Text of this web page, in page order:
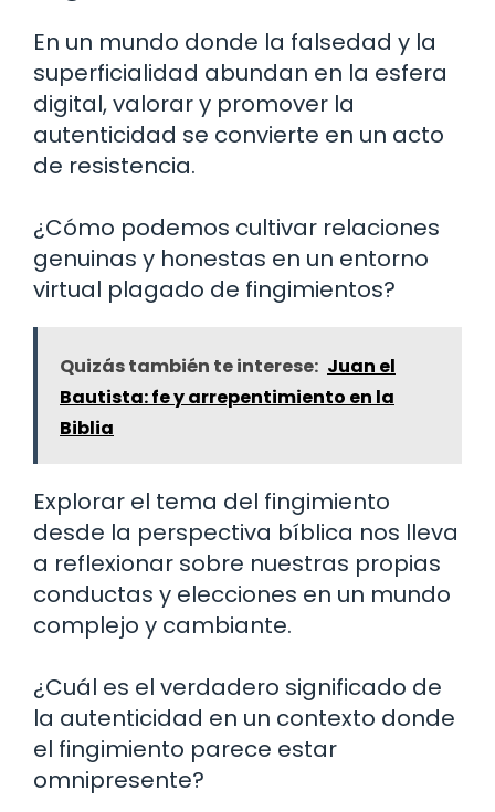
En un mundo donde la falsedad y la
superficialidad abundan en la esfera
digital, valorar y promover la
autenticidad se convierte en un acto
de resistencia.
¿Cómo podemos cultivar relaciones
genuinas y honestas en un entorno
virtual plagado de fingimientos?
Quizás también te interese: Juan el
Bautista: fe y arrepentimiento en la
Biblia
Explorar el tema del fingimiento
desde la perspectiva bíblica nos lleva
a reflexionar sobre nuestras propias
conductas y elecciones en un mundo
complejo y cambiante.
¿Cuál es el verdadero significado de
la autenticidad en un contexto donde
el fingimiento parece estar
omnipresente?